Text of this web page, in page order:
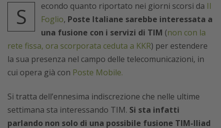
S econdo quanto riportato nei giorni scorsi da Il
Foglio, Poste Italiane sarebbe interessata a
una fusione con i servizi di TIM (non con la
rete fissa, ora scorporata ceduta a KKR) per estendere
la sua presenza nel campo delle telecomunicazioni, in
cui opera già con Poste Mobile.
Si tratta dell’ennesima indiscrezione che nelle ultime
settimana sta interessando TIM. Si sta infatti
parlando non solo di una possibile fusione TIM-Iliad